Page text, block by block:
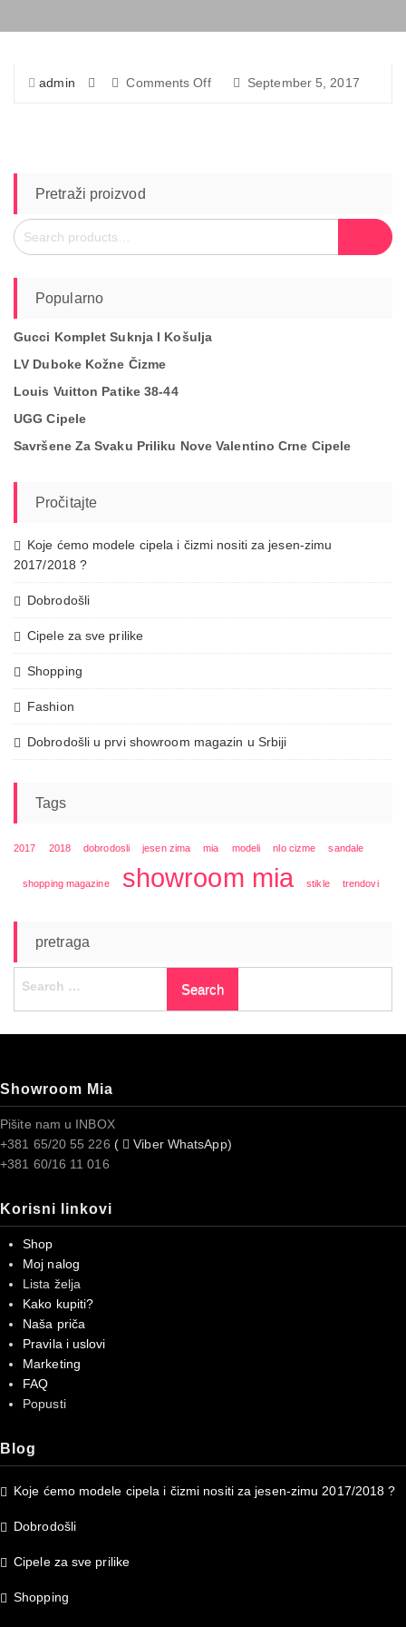
admin Comments Offon
September 5, 2017
Pretraži proizvod
Search
for:
Popularno
Gucci Komplet Suknja I Košulja
LV Duboke Kožne Čizme
Louis Vuitton Patike 38-44
UGG Cipele
Savršene Za Svaku Priliku Nove Valentino Crne Cipele
Pročitajte
Koje ćemo modele cipela i čizmi nositi za jesen-zimu
2017/2018 ?
Dobrodošli
Cipele za sve prilike
Shopping
Fashion
Dobrodošli u prvi showroom magazin u Srbiji
Tags
2017 2018 dobrodosli jesen zima mia modeli nlo cizme sandale
shopping magazine showroom mia stikle trendovi
pretraga
Showroom Mia
Pišite nam u INBOX
+381 65/20 55 226 (
Viber WhatsApp)
+381 60/16 11 016
Korisni linkovi
Shop
Moj nalog
Lista želja
Kako kupiti?
Naša priča
Pravila i uslovi
Marketing
FAQ
Popusti
Blog
Koje ćemo modele cipela i čizmi nositi za jesen-zimu 2017/2018 ?
Dobrodošli
Cipele za sve prilike
Shopping